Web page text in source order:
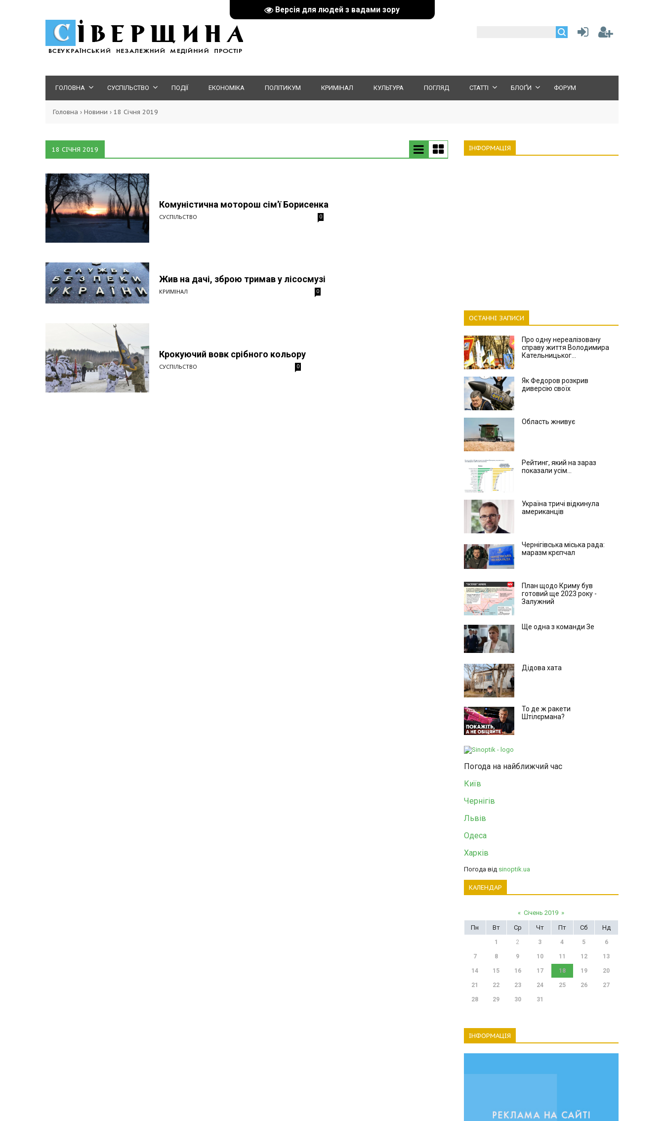
Версія для людей з вадами зору
ГОЛОВНА СУСПІЛЬСТВО ПОДІЇ ЕКОНОМІКА ПОЛІТИКУМ КРИМІНАЛ КУЛЬТУРА ПОГЛЯД СТАТТІ БЛОҐИ ФОРУМ
Головна › Новини › 18 Січня 2019
18 СІЧНЯ 2019
Комуністична моторош сім'ї Борисенка
СУСПІЛЬСТВО 0
Жив на дачі, зброю тримав у лісосмузі
КРИМІНАЛ 0
Крокуючий вовк срібного кольору
СУСПІЛЬСТВО 0
ІНФОРМАЦІЯ
ОСТАННІ ЗАПИСИ
Про одну нереалізовану
справу життя Володимира
Кательницьког...
Як Федоров розкрив
диверсію своїх
Область жнивує
Рейтинг, який на зараз
показали усім...
Україна тричі відкинула
американців
Чернігівська міська рада:
маразм крєпчал
План щодо Криму був
готовий ще 2023 року -
Залужний
Ще одна з команди Зе
Дідова хата
То де ж ракети
Штілєрмана?
Погода на найближчий час
Київ
Чернігів
Львів
Одеса
Харків
Погода від sinoptik.ua
КАЛЕНДАР
« Січень 2019 »
Пн
Вт Ср Чт Пт Сб Нд
1 2 3 4 5 6
7 8 9 10 11 12 13
14 15 16 17 18 19 20
21 22 23 24 25 26 27
28 29 30 31
ІНФОРМАЦІЯ